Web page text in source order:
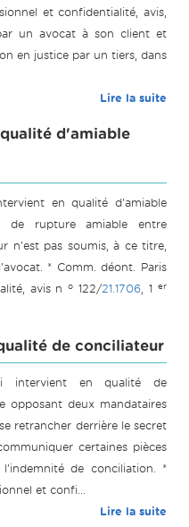
et confidentialité, avis,
un avocat à son client et
en justice par un tiers, dans
Lire la suite
d'amiable
en qualité d'amiable
de rupture amiable entre
n'est pas soumis, à ce titre,
* Comm. déont. Paris
avis no 122/21.1706, 1er
de conciliateur
intervient en qualité de
opposant deux mandataires
retrancher derrière le secret
certaines pièces
de conciliation. *
et confi...
Lire la suite